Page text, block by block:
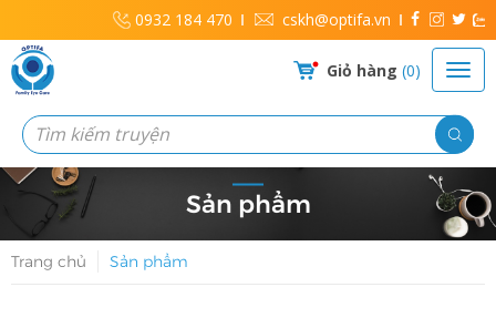
0932 184 470 cskh@optifa.vn
Giỏ hàng 0
Sản phẩm
Trang chủ Sản phẩm